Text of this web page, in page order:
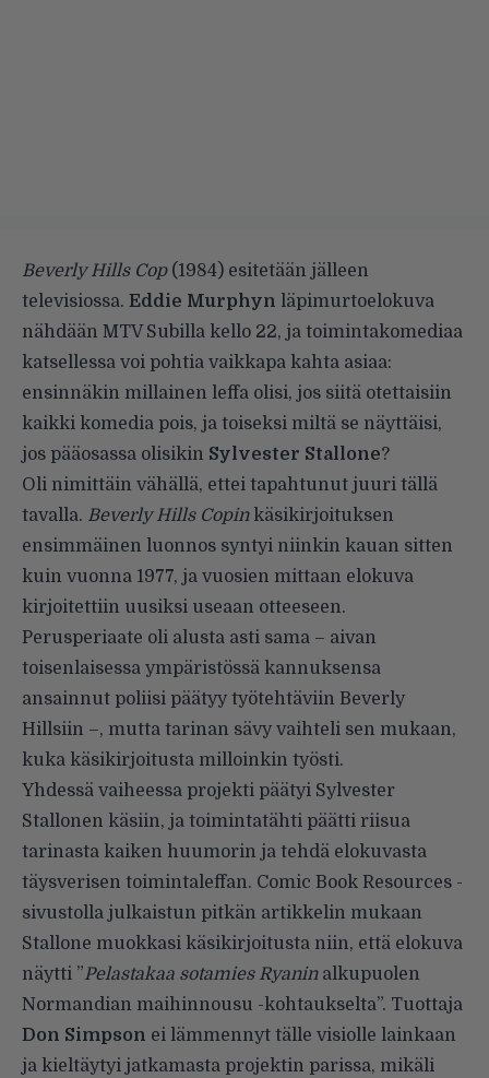
Beverly Hills Cop(1984) esitetään jälleen
televisiossa. Eddie Murphyn läpimurtoelokuva
nähdään MTV Subilla kello 22, ja toimintakomediaa
katsellessa voi pohtia vaikkapa kahta asiaa:
ensinnäkin millainen leffa olisi, jos siitä otettaisiin
kaikki komedia pois, ja toiseksi miltä se näyttäisi,
jos pääosassa olisikin Sylvester Stallone?
Oli nimittäin vähällä, ettei tapahtunut juuri tällä
tavalla. Beverly Hills Copinkäsikirjoituksen
ensimmäinen luonnos syntyi niinkin kauan sitten
kuin vuonna 1977, ja vuosien mittaan elokuva
kirjoitettiin uusiksi useaan otteeseen.
Perusperiaate oli alusta asti sama – aivan
toisenlaisessa ympäristössä kannuksensa
ansainnut poliisi päätyy työtehtäviin Beverly
Hillsiin –, mutta tarinan sävy vaihteli sen mukaan,
kuka käsikirjoitusta milloinkin työsti.
Yhdessä vaiheessa projekti päätyi Sylvester
Stallonen käsiin, ja toimintatähti päätti riisua
tarinasta kaiken huumorin ja tehdä elokuvasta
täysverisen toimintaleffan. Comic Book Resources -
sivustolla julkaistun pitkän artikkelin mukaan
Stallone muokkasi käsikirjoitusta niin, että elokuva
näytti ”Pelastakaa sotamies Ryaninalkupuolen
Normandian maihinnousu -kohtaukselta”. Tuottaja
Don Simpson ei lämmennyt tälle visiolle lainkaan
ja kieltäytyi jatkamasta projektin parissa, mikäli